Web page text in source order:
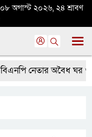
অগাস্ট ২০২৬, ২৪ শ্রাবণ
নেতার অবৈধ ঘর